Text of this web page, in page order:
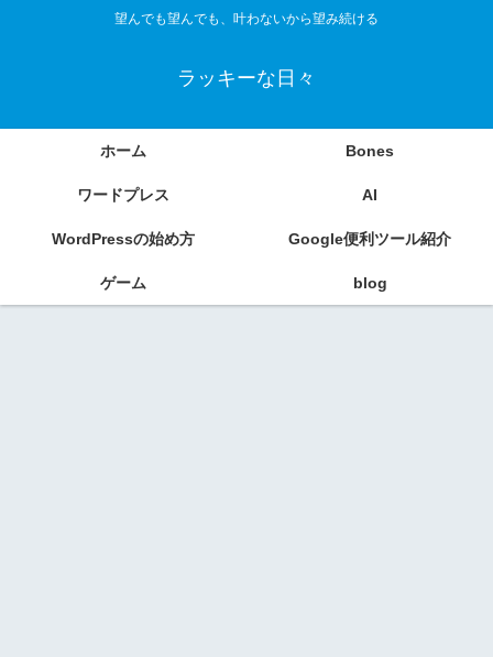
望んでも望んでも、叶わないから望み続ける
ラッキーな日々
ホーム Bones
ワードプレス AI
WordPressの始め方 Google便利ツール紹介
ゲーム blog